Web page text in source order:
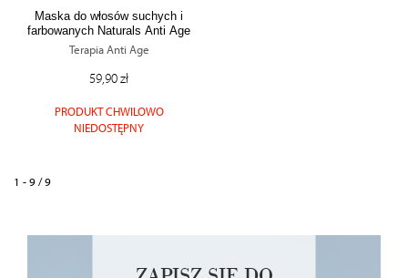
Maska do włosów suchych i
farbowanych Naturals Anti Age
Terapia Anti Age
59,90 zł
PRODUKT CHWILOWO
NIEDOSTĘPNY
1 - 9 / 9